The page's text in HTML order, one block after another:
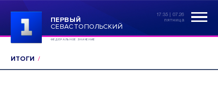
ПЕРВЫЙ
СЕВАСТОПОЛЬСКИЙ
ФЕДЕРАЛЬНОЕ ЗНАЧЕНИЕ
17:35 | 07.26
пятница
ИТОГИ